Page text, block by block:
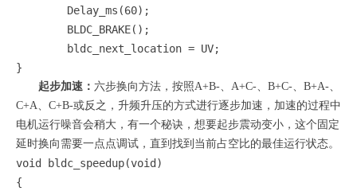
}
起步加速： 六步换向方法，按照A+B-、A+C-、B+C-、B+A-、
C+A、C+B-或反之，升频升压的方式进行逐步加速，加速的过程中
电机运行噪音会稍大，有一个秘诀，想要起步震动变小，这个固定
延时换向需要一点点调试，直到找到当前占空比的最佳运行状态。
void bldc_speedup(void)
{